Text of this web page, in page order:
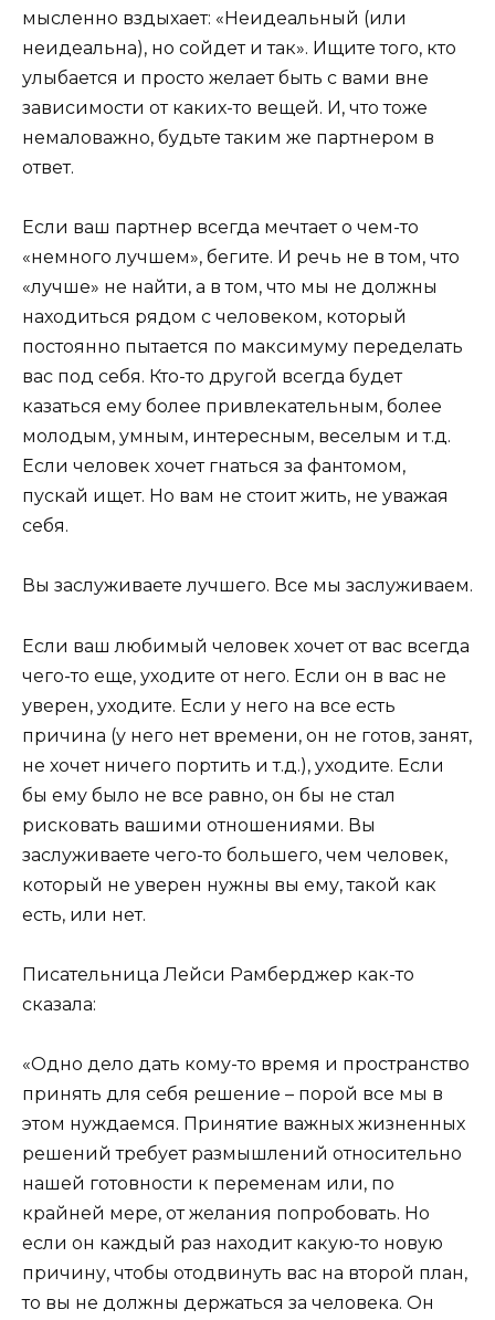
мысленно вздыхает: «Неидеальный (или
неидеальна), но сойдет и так». Ищите того, кто
улыбается и просто желает быть с вами вне
зависимости от каких-то вещей. И, что тоже
немаловажно, будьте таким же партнером в
ответ.
Если ваш партнер всегда мечтает о чем-то
«немного лучшем», бегите. И речь не в том, что
«лучше» не найти, а в том, что мы не должны
находиться рядом с человеком, который
постоянно пытается по максимуму переделать
вас под себя. Кто-то другой всегда будет
казаться ему более привлекательным, более
молодым, умным, интересным, веселым и т.д.
Если человек хочет гнаться за фантомом,
пускай ищет. Но вам не стоит жить, не уважая
себя.
Вы заслуживаете лучшего. Все мы заслуживаем.
Если ваш любимый человек хочет от вас всегда
чего-то еще, уходите от него. Если он в вас не
уверен, уходите. Если у него на все есть
причина (у него нет времени, он не готов, занят,
не хочет ничего портить и т.д.), уходите. Если
бы ему было не все равно, он бы не стал
рисковать вашими отношениями. Вы
заслуживаете чего-то большего, чем человек,
который не уверен нужны вы ему, такой как
есть, или нет.
Писательница Лейси Рамберджер как-то
сказала:
«Одно дело дать кому-то время и пространство
принять для себя решение – порой все мы в
этом нуждаемся. Принятие важных жизненных
решений требует размышлений относительно
нашей готовности к переменам или, по
крайней мере, от желания попробовать. Но
если он каждый раз находит какую-то новую
причину, чтобы отодвинуть вас на второй план,
то вы не должны держаться за человека. Он